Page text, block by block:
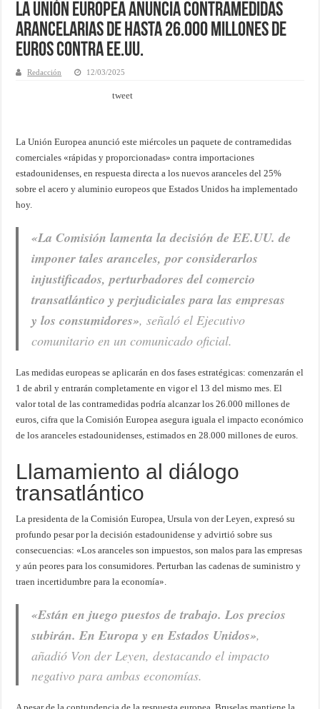
La Unión Europea anuncia contramedidas
arancelarias de hasta 26.000 millones de
euros contra EE.UU.
Redacción 12/03/2025
tweet
La Unión Europea anunció este miércoles un paquete de contramedidas
comerciales «rápidas y proporcionadas» contra importaciones
estadounidenses, en respuesta directa a los nuevos aranceles del 25%
sobre el acero y aluminio europeos que Estados Unidos ha implementado
hoy.
«La Comisión lamenta la decisión de EE.UU. de
imponer tales aranceles, por considerarlos
injustificados, perturbadores del comercio
transatlántico y perjudiciales para las empresas
y los consumidores», señaló el Ejecutivo
comunitario en un comunicado oficial.
Las medidas europeas se aplicarán en dos fases estratégicas: comenzarán el
1 de abril y entrarán completamente en vigor el 13 del mismo mes. El
valor total de las contramedidas podría alcanzar los 26.000 millones de
euros, cifra que la Comisión Europea asegura iguala el impacto económico
de los aranceles estadounidenses, estimados en 28.000 millones de euros.
Llamamiento al diálogo
transatlántico
La presidenta de la Comisión Europea, Ursula von der Leyen, expresó su
profundo pesar por la decisión estadounidense y advirtió sobre sus
consecuencias: «Los aranceles son impuestos, son malos para las empresas
y aún peores para los consumidores. Perturban las cadenas de suministro y
traen incertidumbre para la economía».
«Están en juego puestos de trabajo. Los precios
subirán. En Europa y en Estados Unidos»,
añadió Von der Leyen, destacando el impacto
negativo para ambas economías.